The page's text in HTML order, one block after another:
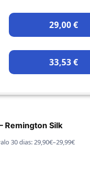
29,00 €
33,53 €
Remington Silk
30 dias: 29,90€–29,99€